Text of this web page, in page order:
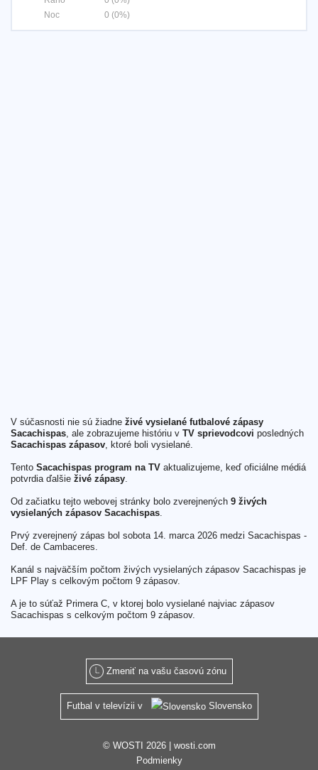
Noc
0 (0%)
V súčasnosti nie sú žiadne živé vysielané futbalové zápasy
Sacachispas, ale zobrazujeme históriu v TV sprievodcovi posledných
Sacachispas zápasov, ktoré boli vysielané.
Tento Sacachispas program na TV aktualizujeme, keď oficiálne médiá
potvrdia ďalšie živé zápasy.
Od začiatku tejto webovej stránky bolo zverejnených 9 živých
vysielaných zápasov Sacachispas.
Prvý zverejnený zápas bol sobota 14. marca 2026 medzi Sacachispas -
Def. de Cambaceres.
Kanál s najväčším počtom živých vysielaných zápasov Sacachispas je
LPF Play s celkovým počtom 9 zápasov.
A je to súťaž Primera C, v ktorej bolo vysielané najviac zápasov
Sacachispas s celkovým počtom 9 zápasov.
Zmeniť na vašu časovú zónu
Futbal v televízii v Slovensko
© WOSTI 2026 | wosti.com
Podmienky